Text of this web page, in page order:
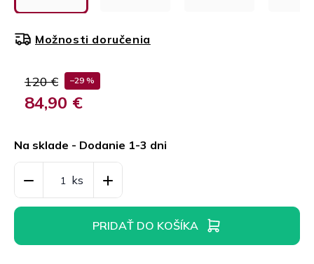
120 € –29 %
84,90 €
cena:
Na sklade - Dodanie 1-3 dni
Možnosti doručenia
PRIDAŤ DO KOŠÍKA